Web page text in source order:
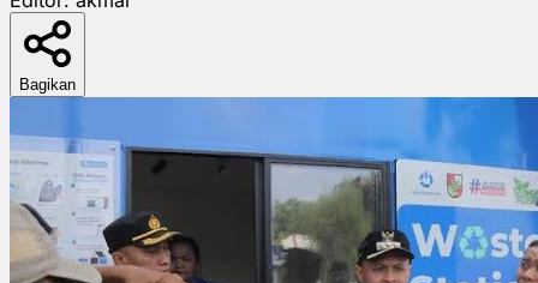
Bagikan